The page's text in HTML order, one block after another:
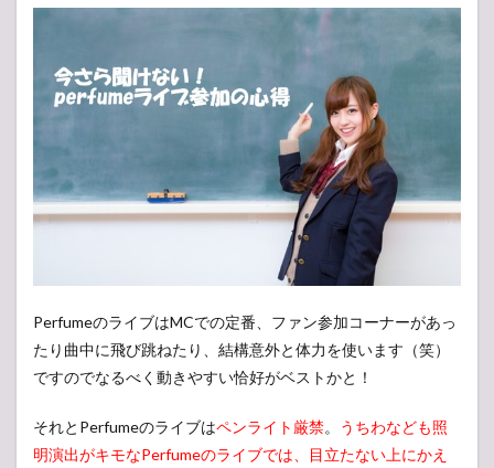
ライブの
ト
3
の人気グ
ち時間
4
本
Perfume
まと
め
PerfumeのライブはMCでの定番、ファン参加コーナーがあっ
たり曲中に飛び跳ねたり、結構意外と体力を使います（笑）
ですのでなるべく動きやすい恰好がベストかと！
それとPerfumeのライブはペンライト厳禁。
うちわなども照
明演出がキモなPerfumeのライブでは、目立たない上にかえ